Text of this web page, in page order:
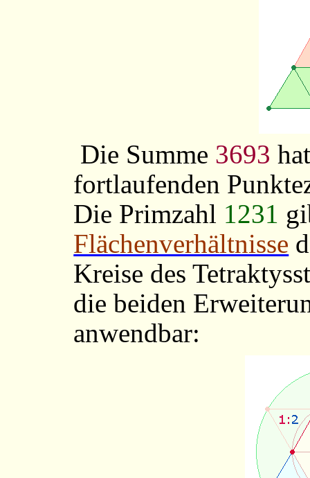
Die Summe 3693
fortlaufenden
Die Primzahl 1231
Flächenverhältnisse
Kreise des
die beiden
anwendbar: